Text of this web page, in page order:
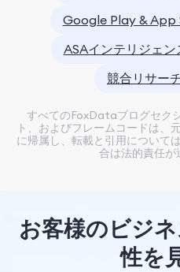
Google Play & App
ASAインテリジェ
競合リサー
すべてのFoxDataブログセク
ト、およびフレームコードは、
に帰属し、転載と引用について
合は法的責任が
お客様のビジ
性を